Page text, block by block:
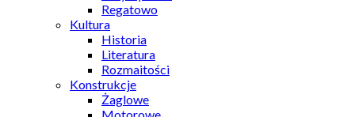
Regatowo
Kultura
Historia
Literatura
Rozmaitości
Konstrukcje
Żaglowe